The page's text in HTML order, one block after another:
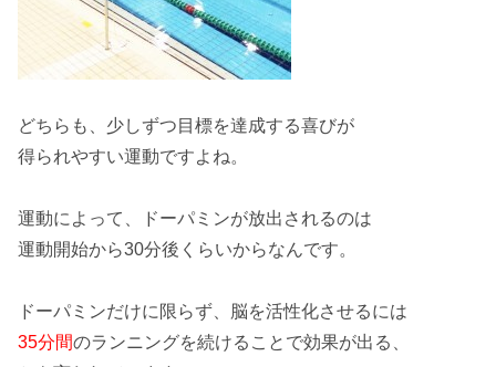
どちらも、少しずつ目標を達成する喜びが
得られやすい運動ですよね。
運動によって、ドーパミンが放出されるのは
運動開始から30分後 くらいからなんです。
ドーパミンだけに限らず、脳を活性化させるには
35分間のランニングを続けることで効果が出る、